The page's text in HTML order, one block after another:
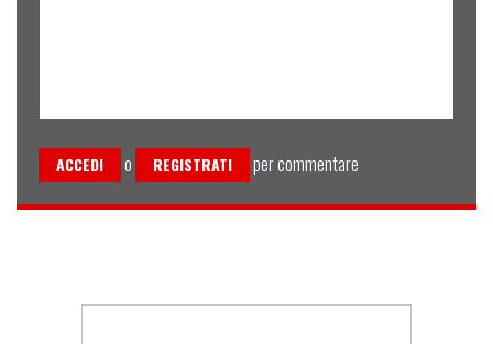
ACCEDI o REGISTRATI per commentare